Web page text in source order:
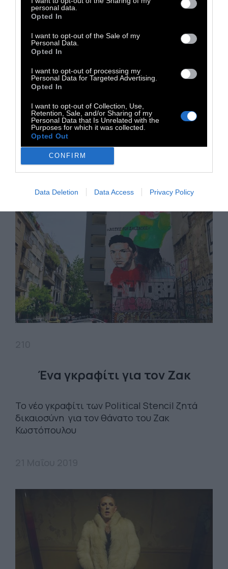
personal data.
Opted In
I want to opt-out of the Sale of my
Personal Data.
Opted In
I want to opt-out of processing my
Personal Data for Targeted Advertising.
Opted In
I want to opt-out of Collection, Use,
Retention, Sale, and/or Sharing of my
Personal Data that Is Unrelated with the
Purposes for which it was collected.
Opted Out
CONFIRM
Data Deletion Data Access Privacy Policy
#Vgeskaipes: H Στέγη
στηρίζει το Athens Pride
#vgeskaipes. Από την Στέγη στην πλατεία
Συντάγματος, για το δικαίωμα της
διαφορετικότητας που μας αφορά όλους
3 Ιουνίου 2019
Ένα γκραφίτι για τον Ζακ
Το νέο γκραφίτι των Political Stencil ζητά
δικαιοσύνη για τον θάνατο του Ζακ
Κωστόπουλου